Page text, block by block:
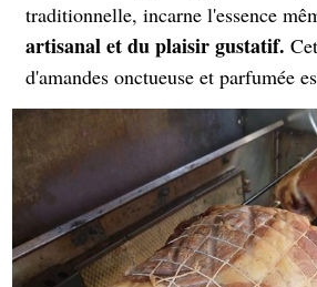
traditionnelle, incarne l'essence
artisanal et du plaisir gustatif.
d'amandes onctueuse et parfumée
nombreuses délices sucrés,
galettes des rois, mais elle offre
polyvalence culinaire pour élever
pâtissières à un niveau supérieur.
vraie frangipane si spéciale ? A